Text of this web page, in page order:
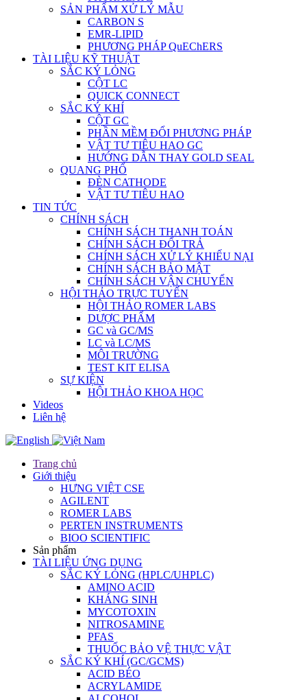
SẢN PHẨM XỬ LÝ MẪU
CARBON S
EMR-LIPID
PHƯƠNG PHÁP QuEChERS
TÀI LIỆU KỸ THUẬT
SẮC KÝ LỎNG
CỘT LC
QUICK CONNECT
SẮC KÝ KHÍ
CỘT GC
PHẦN MỀM ĐỔI PHƯƠNG PHÁP
VẬT TƯ TIÊU HAO GC
HƯỚNG DẪN THAY GOLD SEAL
QUANG PHỔ
ĐÈN CATHODE
VẬT TƯ TIÊU HAO
TIN TỨC
CHÍNH SÁCH
CHÍNH SÁCH THANH TOÁN
CHÍNH SÁCH ĐỔI TRẢ
CHÍNH SÁCH XỬ LÝ KHIẾU NẠI
CHÍNH SÁCH BẢO MẬT
CHÍNH SÁCH VẬN CHUYỂN
HỘI THẢO TRỰC TUYẾN
HỘI THẢO ROMER LABS
DƯỢC PHẨM
GC và GC/MS
LC và LC/MS
MÔI TRƯỜNG
TEST KIT ELISA
SỰ KIỆN
HỘI THẢO KHOA HỌC
Videos
Liên hệ
Trang chủ
Giới thiệu
HƯNG VIỆT CSE
AGILENT
ROMER LABS
PERTEN INSTRUMENTS
BIOO SCIENTIFIC
Sản phẩm
TÀI LIỆU ỨNG DỤNG
SẮC KÝ LỎNG (HPLC/UHPLC)
AMINO ACID
KHÁNG SINH
MYCOTOXIN
NITROSAMINE
PFAS
THUỐC BẢO VỆ THỰC VẬT
SẮC KÝ KHÍ (GC/GCMS)
ACID BÉO
ACRYLAMIDE